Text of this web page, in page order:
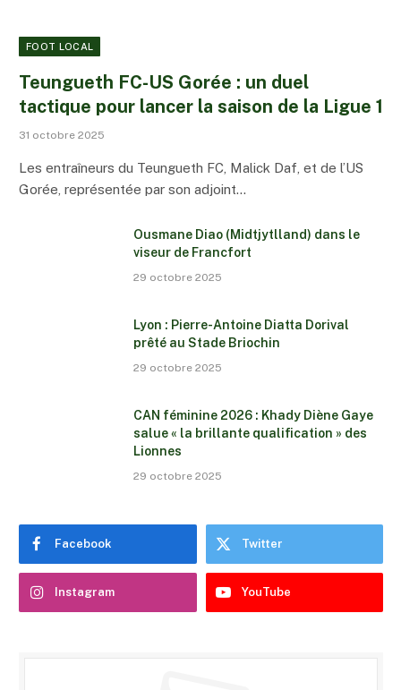
FOOT LOCAL
Teungueth FC-US Gorée : un duel
tactique pour lancer la saison de la Ligue 1
31 octobre 2025
Les entraîneurs du Teungueth FC, Malick Daf, et de l’US
Gorée, représentée par son adjoint…
Ousmane Diao (Midtjytlland) dans le
viseur de Francfort
29 octobre 2025
Lyon : Pierre-Antoine Diatta Dorival
prêté au Stade Briochin
29 octobre 2025
CAN féminine 2026 : Khady Diène Gaye
salue « la brillante qualification » des
Lionnes
29 octobre 2025
Facebook Twitter
Instagram YouTube